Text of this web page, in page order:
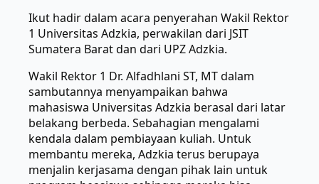
Ikut hadir dalam acara penyerahan Wakil Rektor
1 Universitas Adzkia, perwakilan dari JSIT
Sumatera Barat dan dari UPZ Adzkia.
Wakil Rektor 1 Dr. Alfadhlani ST, MT dalam
sambutannya menyampaikan bahwa
mahasiswa Universitas Adzkia berasal dari latar
belakang berbeda. Sebahagian mengalami
kendala dalam pembiayaan kuliah. Untuk
membantu mereka, Adzkia terus berupaya
menjalin kerjasama dengan pihak lain untuk